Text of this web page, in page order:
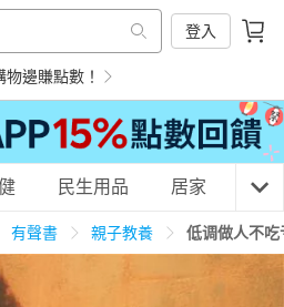
登入
邊賺點數！
民生用品 居家 3C
有聲書 親子教養 低调做人不